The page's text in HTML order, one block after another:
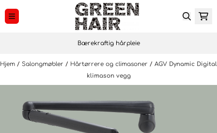
Hopp til innhold
Bærekraftig hårpleie
Hjem / Salongmøbler / Hårtørrere og climasoner / AGV Dynamic Digital
klimason vegg